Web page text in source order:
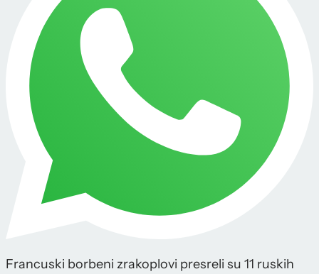
Francuski borbeni zrakoplovi presreli su 11 ruskih